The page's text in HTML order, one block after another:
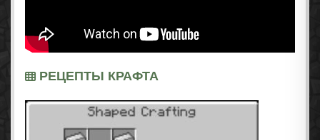
РЕЦЕПТЫ КРАФТА